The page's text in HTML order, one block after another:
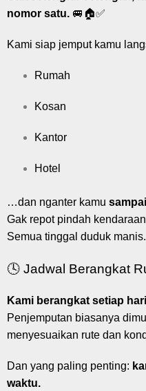
nomor satu. 🚐🏠✅
Kami siap jemput kamu
Rumah
Kosan
Kantor
Hotel
…dan nganter kamu
Gak repot pindah
Semua tinggal duduk manis.
🕓 Jadwal Berangkat
Kami berangkat setiap
Penjemputan biasanya
menyesuaikan rute dan
Dan yang paling penting:
waktu.